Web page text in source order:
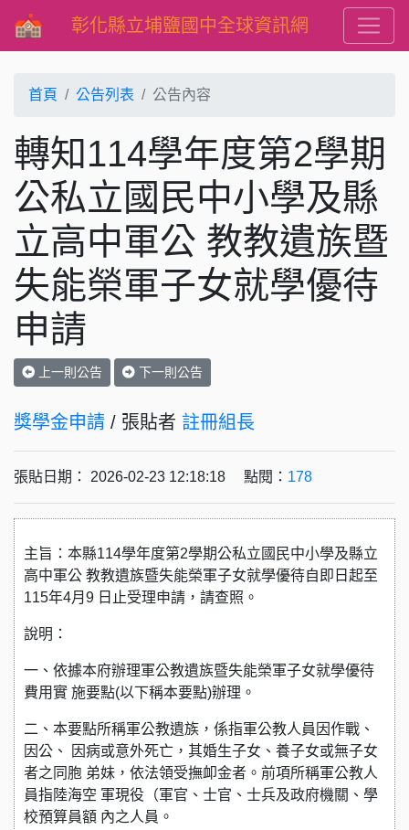
彰化縣立埔鹽國中全球資訊網
首頁 公告列表 公告內容
轉知114學年度第2學期
公私立國民中小學及縣
立高中軍公 教教遺族暨
失能榮軍子女就學優待
申請
上一則公告 下一則公告
獎學金申請 / 張貼者 註冊組長
張貼日期： 2026-02-23 12:18:18 點閱： 178
主旨：本縣114學年度第2學期公私立國民中小學及縣立
高中軍公 教教遺族暨失能榮軍子女就學優待自即日起至
115年4月9 日止受理申請，請查照。
說明：
一、依據本府辦理軍公教遺族暨失能榮軍子女就學優待
費用實 施要點(以下稱本要點)辦理。
二、本要點所稱軍公教遺族，係指軍公教人員因作戰、
因公、 因病或意外死亡，其婚生子女、養子女或無子女
者之同胞 弟妹，依法領受撫卹金者。前項所稱軍公教人
員指陸海空 軍現役（軍官、士官、士兵及政府機關、學
校預算員額 內之人員。